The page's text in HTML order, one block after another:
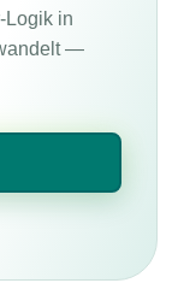
Logik in
—